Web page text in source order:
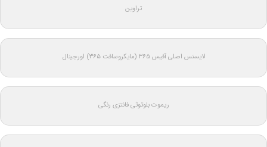
تراوین
لایسنس اصلی آفیس ۳۶۵ (مایکروسافت ۳۶۵) اورجینال
ریموت بلوتوثی فانتزی رنگی